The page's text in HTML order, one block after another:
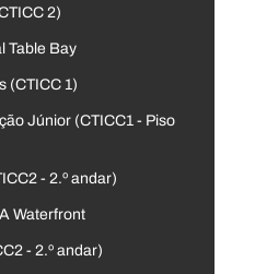
2)
Table Bay
(CTICC 1)
Júnior (CTICC1 - Piso
- 2.º andar)
Waterfront
- 2.º andar)